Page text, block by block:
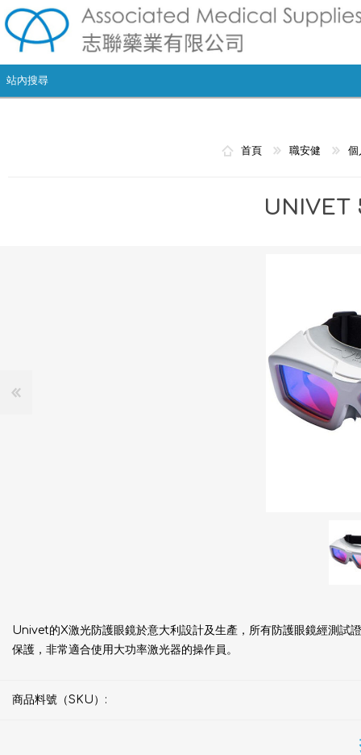
首頁 職安健 個
UNIVET
Univet的X激光防護眼鏡於意大利設計及生產，所有防護眼鏡經測試
保護，非常適合使用大功率激光器的操作員。
商品料號（SKU）: